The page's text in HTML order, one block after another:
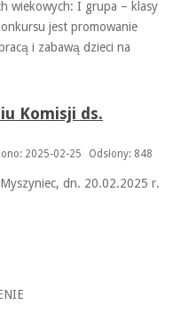
wiekowych: I grupa – klasy
jest promowanie
i zabawą dzieci na
Komisji ds.
2025-02-25 Odsłony: 848
Myszyniec, dn. 20.02.2025 r.